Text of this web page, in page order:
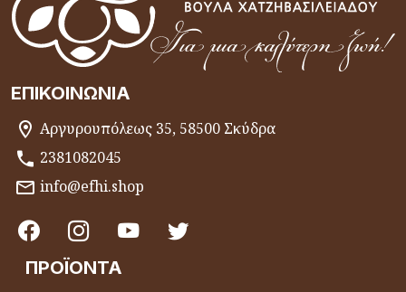
ΕΠΙΚΟΙΝΩΝΊΑ
Αργυρουπόλεως 35, 58500 Σκύδρα
2381082045
info@efhi.shop
ΠΡΟΪΌΝΤΑ